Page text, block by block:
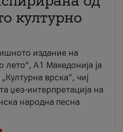
културно
издание на
лето“, А1 Македонија ја
врска“, чиј
џез-интерпретација на
народна песна